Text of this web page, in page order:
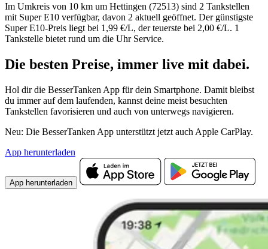
Im Umkreis von 10 km um Hettingen (72513) sind 2 Tankstellen
mit Super E10 verfügbar, davon 2 aktuell geöffnet. Der günstigste
Super E10-Preis liegt bei 1,99 €/L, der teuerste bei 2,00 €/L. 1
Tankstelle bietet rund um die Uhr Service.
Die besten Preise, immer live mit dabei.
Hol dir die BesserTanken App für dein Smartphone. Damit bleibst
du immer auf dem laufenden, kannst deine meist besuchten
Tankstellen favorisieren und auch von unterwegs navigieren.
Neu: Die BesserTanken App unterstützt jetzt auch Apple CarPlay.
App herunterladen
App herunterladen